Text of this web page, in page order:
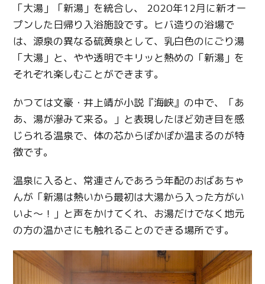
「大湯」「新湯」を統合し、 2020年12月に新オー
プンした日帰り入浴施設です。ヒバ造りの浴場で
は、源泉の異なる硫黄泉として、乳白色のにごり湯
「大湯」と、やや透明でキリッと熱めの「新湯」を
それぞれ楽しむことができます。
かつては文豪・井上靖が小説『海峡』の中で、「あ
あ、湯が滲みて来る。」と表現したほど効き目を感
じられる温泉で、体の芯からぽかぽか温まるのが特
徴です。
温泉に入ると、常連さんであろう年配のおばあちゃ
んが「新湯は熱いから最初は大湯から入った方がい
いよ～！」と声をかけてくれ、お湯だけでなく地元
の方の温かさにも触れることのできる場所です。